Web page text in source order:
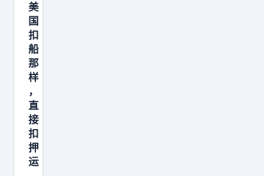
上
。
我
美
国
扣
船
那
样
，
直
接
扣
押
运